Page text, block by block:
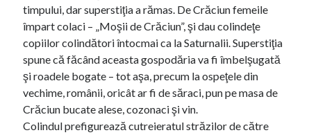
timpului, dar superstiţia a rămas. De Crăciun femeile
împart colaci – „Moşii de Crăciun”, şi dau colindeţe
copiilor colindători întocmai ca la Saturnalii. Superstiţia
spune că făcând aceasta gospodăria va fi îmbelşugată
şi roadele bogate – tot aşa, precum la ospeţele din
vechime, românii, oricât ar fi de săraci, pun pe masa de
Crăciun bucate alese, cozonaci şi vin.
Colindul prefigurează cutreieratul străzilor de către